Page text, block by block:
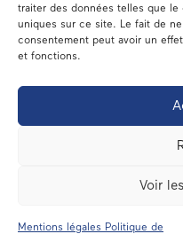
traiter des données telles que
uniques sur ce site. Le fait de
consentement peut avoir un
et fonctions.
Voir
Mentions légales Politique de
En
A